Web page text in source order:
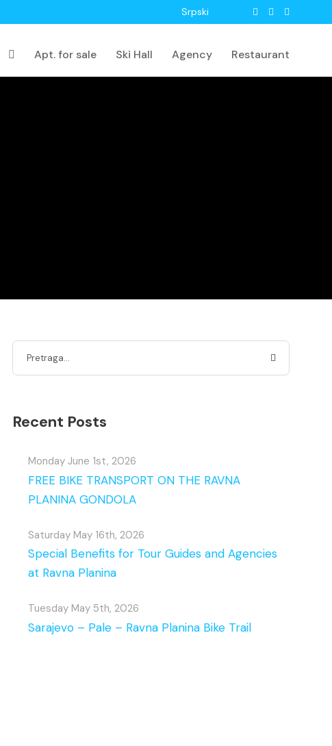
Srpski
Apt. for sale Ski Hall Agency Restaurant
Recent Posts
Monday June 1st, 2026
FREE BIKE TRANSPORT ON THE RAVNA
PLANINA GONDOLA
Saturday May 16th, 2026
Special Benefits for Tour Guides and Agencies
at Ravna Planina
Tuesday May 5th, 2026
Sarajevo – Pale – Ravna Planina Bike Trail